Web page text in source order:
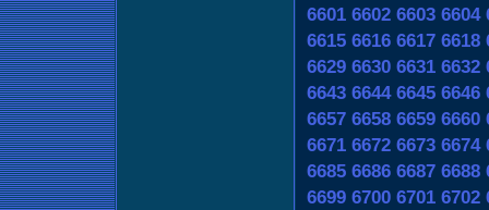
6601 6602 6603 6604
6615 6616 6617 6618
6629 6630 6631 6632
6643 6644 6645 6646
6657 6658 6659 6660
6671 6672 6673 6674
6685 6686 6687 6688
6699 6700 6701 6702